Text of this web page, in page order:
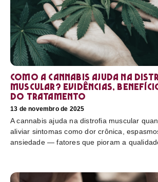
Como a cannabis ajuda na
muscular? Evidências,
do tratamento
13 de novembro de 2025
A cannabis ajuda na distrofia muscular
aliviar sintomas como dor crônica,
ansiedade — fatores que pioram a